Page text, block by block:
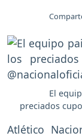
El
preciados
Atlético